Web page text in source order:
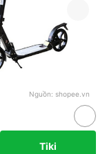
Nguồn: shopee.vn
Tiki